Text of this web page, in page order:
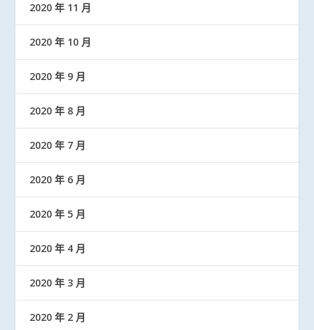
2020 年 11 月
2020 年 10 月
2020 年 9 月
2020 年 8 月
2020 年 7 月
2020 年 6 月
2020 年 5 月
2020 年 4 月
2020 年 3 月
2020 年 2 月